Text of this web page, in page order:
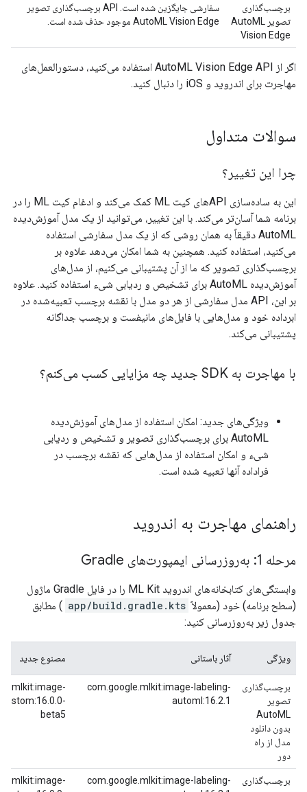
برچسب‌گذاری
تصویر AutoML
Vision Edge
سفارشی جایگزین شده است. API برچسب‌گذاری تصویر
AutoML Vision Edge موجود حذف شده است.
اگر از AutoML Vision Edge API استفاده می‌کنید، دستورالعمل‌های
مهاجرت برای اندروید و iOS را دنبال کنید.
سوالات متداول
چرا این تغییر؟
این به ساده‌سازی APIهای کیت ML کمک می‌کند و ادغام کیت ML را در
برنامه شما آسان‌تر می‌کند. با این تغییر، می‌توانید از یک مدل آموزش‌دیده
AutoML دقیقاً به همان روشی که از یک مدل سفارشی استفاده
می‌کنید، استفاده کنید. همچنین به شما امکان می‌دهد علاوه بر
برچسب‌گذاری تصویر که ما از آن پشتیبانی می‌کنیم، از مدل‌های
آموزش‌دیده AutoML برای تشخیص و ردیابی شیء استفاده کنید. علاوه
بر این، API مدل سفارشی از هر دو مدل با نقشه برچسب تعبیه‌شده در
ابرداده خود و مدل‌هایی با فایل‌های مانیفست و برچسب جداگانه
پشتیبانی می‌کند.
با مهاجرت به SDK جدید چه مزایایی کسب می‌کنم؟
ویژگی‌های جدید: امکان استفاده از مدل‌های آموزش‌دیده
AutoML برای برچسب‌گذاری تصویر و تشخیص و ردیابی
شیء و امکان استفاده از مدل‌هایی که نقشه برچسب در
فراداده آنها تعبیه شده است.
راهنمای مهاجرت به اندروید
مرحله 1: به‌روزرسانی ایمپورت‌های Gradle
وابستگی‌های کتابخانه‌های اندروید ML Kit را در فایل Gradle ماژول
(سطح برنامه) خود (معمولاً app/build.gradle.kts ) مطابق
جدول زیر به‌روزرسانی کنید:
ویژگی آثار باستانی مصنوع جدید
برچسب‌گذاری
تصویر
AutoML
بدون دانلود
مدل از راه
دور
com.google.mlkit:image-labeling-
automl:16.2.1
beta5
برچسب‌گذاری
com.google.mlkit:image-labeling-